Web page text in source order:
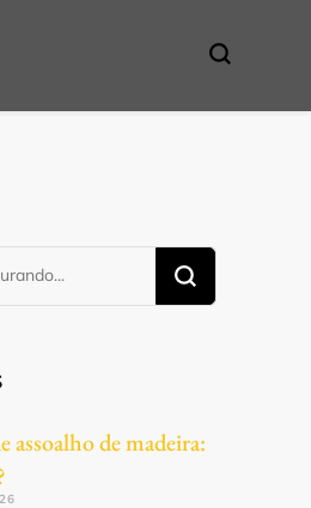
assoalho de madeira: